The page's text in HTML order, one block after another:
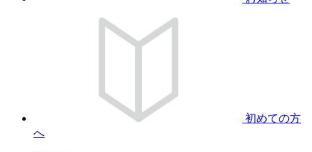
初めての方
へ